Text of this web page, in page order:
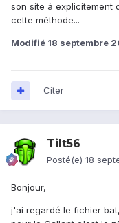
son site à explicitement
cette méthode...
Modifié 18 septembre
Citer
Tilt56
Posté(e) 18
Bonjour,
j'ai regardé le fichier